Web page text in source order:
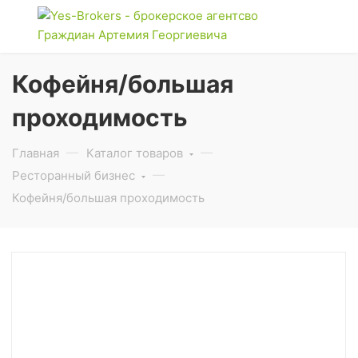
Кофейня/большая
проходимость
Главная
Каталог товаров
Ресторанный бизнес
Кофейня/большая проходимость